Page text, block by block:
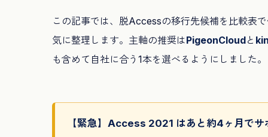
この記事では、脱Accessの移行先候補を比較表
気に整理します。主軸の推奨はPigeonCloudと
も含めて自社に合う1本を選べるようにしました。
【緊急】Access 2021 はあと約4ヶ月でサ